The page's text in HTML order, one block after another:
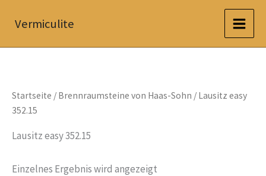
InhaltVermiculite
Startseite / Brennraumsteine von Haas-Sohn / Lausitz easy
352.15
Lausitz easy 352.15
Einzelnes Ergebnis wird angezeigt